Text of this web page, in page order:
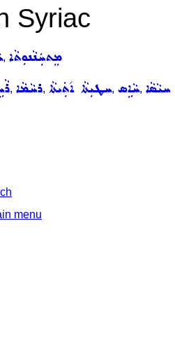
Syriac
, ܡܸܬܚܲܢܵܢܘܼܬܵܐ
, ܪܚܵܡܵܐ, ܚܛܝܼܬܵܐ ܐ݇ܬܲܝܬܵܐ, ܚܵܐܹܣ, ܚܝܵܣܵܐ
menu